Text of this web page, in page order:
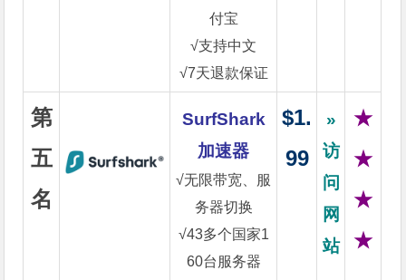
付宝
√支持中文
√7天退款保证
第
五
名
SurfShark
加速器
√无限带宽、服
务器切换
√43多个国家1
60台服务器
$1.
99
»
访
问
网
站
★
★
★
★